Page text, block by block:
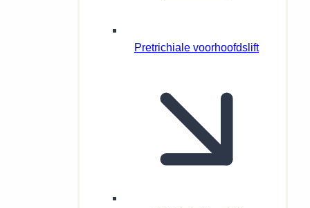
Pretrichiale voorhoofdslift